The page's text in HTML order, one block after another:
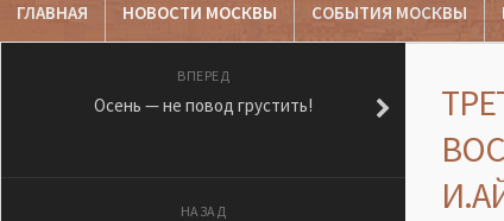
ГЛАВНАЯ НОВОСТИ МОСКВЫ СОБЫТИЯ МОСКВЫ
ВПЕРЕД
Осень — не повод грустить!
НАЗАД